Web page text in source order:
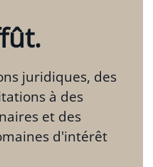
juridiques, des
à des
et des
d'intérêt